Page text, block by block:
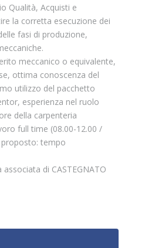
Qualità, Acquisti e
la corretta esecuzione dei
fasi di produzione,
meccanico o equivalente,
ottima conoscenza del
utilizzo del pacchetto
esperienza nel ruolo
della carpenteria
full time (08.00-12.00 /
tempo
associata di CASTEGNATO